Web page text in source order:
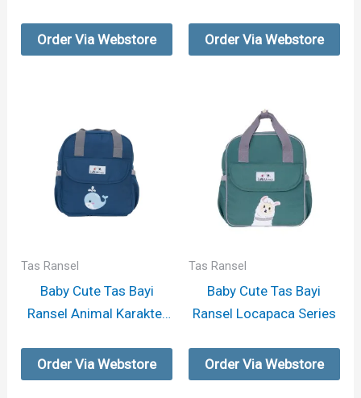
Order Via Webstore Order Via Webstore
Tas Ransel
Baby Cute Tas Bayi
Ransel Animal Karakter
Order Via Webstore
Tas Ransel
Baby Cute Tas Bayi
Ransel Locapaca Series
Order Via Webstore